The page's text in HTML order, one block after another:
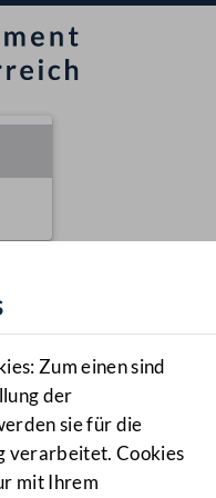
Zum einen sind
der
sie für die
verarbeitet. Cookies
mit Ihrem